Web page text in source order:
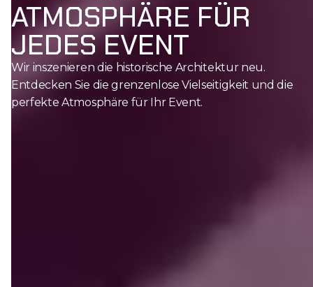
ATMOSPHÄRE FÜR
JEDES EVENT
Wir inszenieren die historische Architektur neu.
Entdecken Sie die grenzenlose Vielseitigkeit und die
perfekte Atmosphäre für Ihr Event.